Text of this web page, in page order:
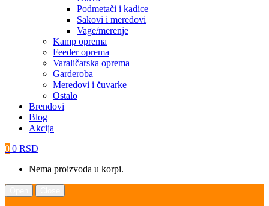
Podmetači i kadice
Sakovi i meredovi
Vage/merenje
Kamp oprema
Feeder oprema
Varaličarska oprema
Garderoba
Meredovi i čuvarke
Ostalo
Brendovi
Blog
Akcija
0 0 RSD
Nema proizvoda u korpi.